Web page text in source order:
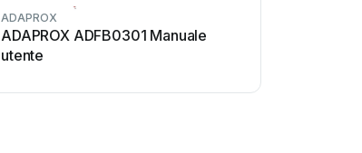
ADAPROX
ADAPROX ADFB0301 Manuale
utente